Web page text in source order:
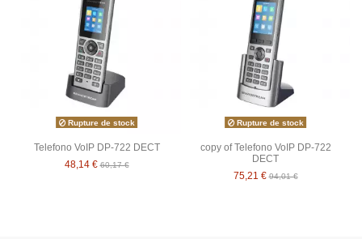
Rupture de stock
Telefono VoIP DP-722 DECT
48,14 €60,17 €
Rupture de stock
copy of Telefono VoIP DP-722
DECT
75,21 €94,01 €